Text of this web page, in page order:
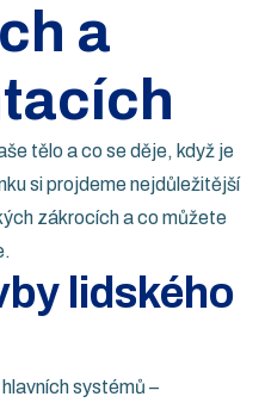
a
tělo a co se děje, když je
si projdeme nejdůležitější
zákrocích a co můžete
lidského
systémů –